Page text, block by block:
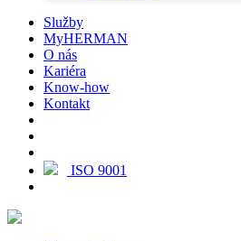
Služby
MyHERMAN
O nás
Kariéra
Know-how
Kontakt
ISO 9001